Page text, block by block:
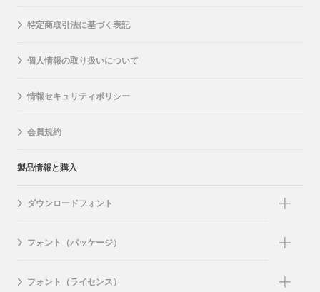
特定商取引法に基づく表記
個人情報の取り扱いについて
情報セキュリティポリシー
会員規約
製品情報と購入
ダウンロードフォント
フォント（パッケージ）
フォント（ライセンス）